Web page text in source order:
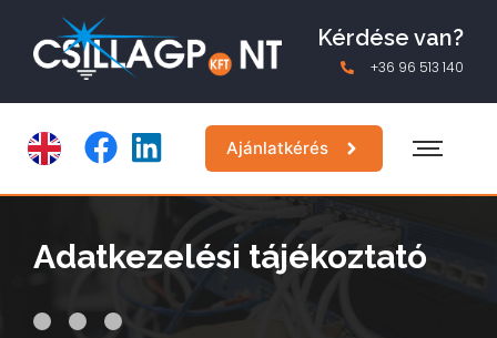
Kérdése van?
+36 96 513 140
Ajánlatkérés
Adatkezelési tájékoztató